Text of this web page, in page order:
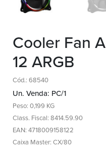
Cooler Fan
12 ARGB
Cód.: 68540
Un. Venda: PC/1
Peso: 0,199 KG
Class. Fiscal: 8414.59.90
EAN: 4718009158122
Caixa Master: CX/80